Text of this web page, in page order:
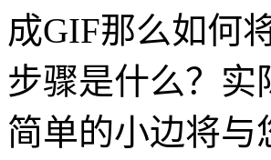
成GIF那么如何
步骤是什么？
简单的小边将与